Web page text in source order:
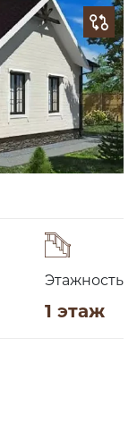
Этажность
1 этаж